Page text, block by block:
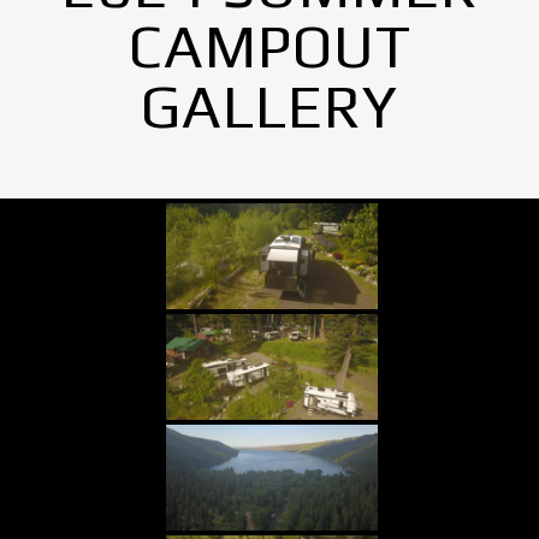
CAMPOUT
GALLERY